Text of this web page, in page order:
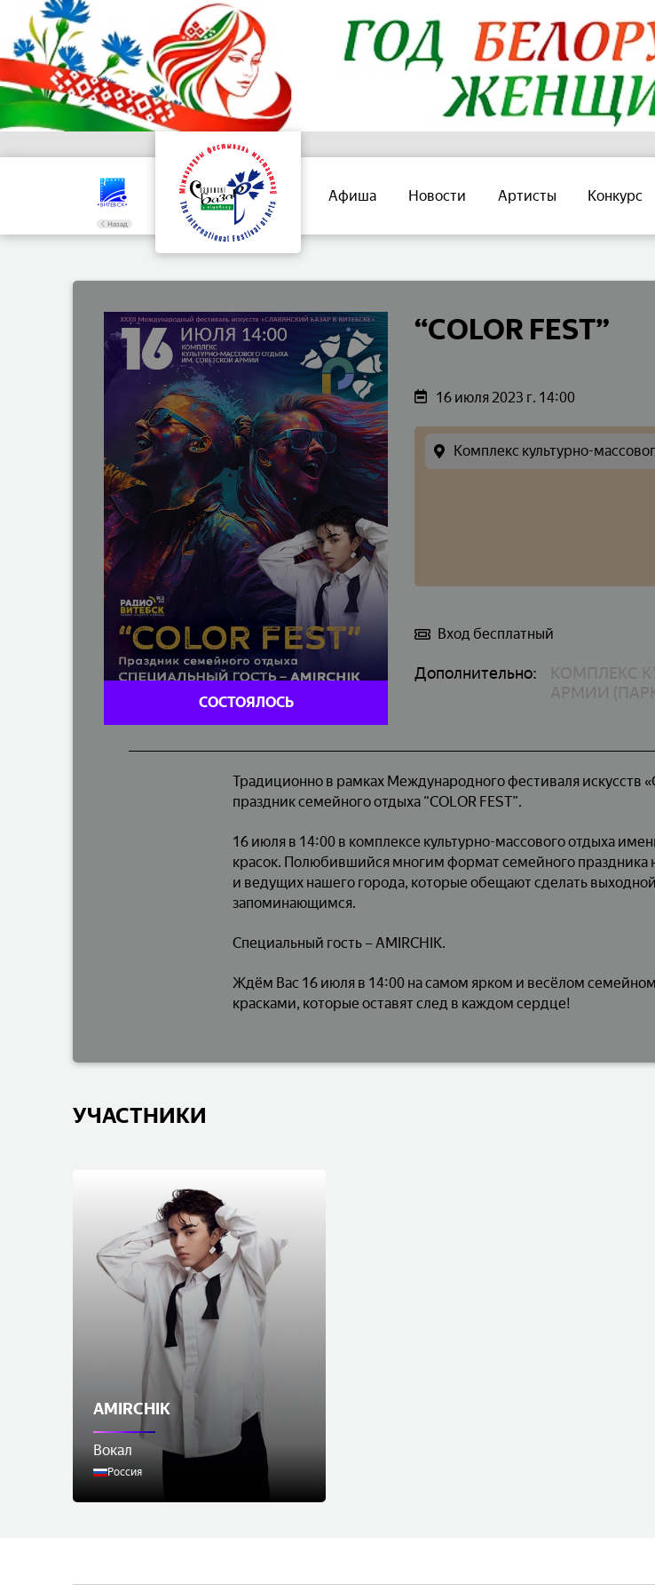
Назад
Афиша Новости Артисты Конкурс
СОСТОЯЛОСЬ
“COLOR FEST”
16 июля 2023 г. 14:00
Вход бесплатный
Дополнительно:
Традиционно в рамках Международного фестиваля
праздник семейного отдыха “COLOR FEST”.
16 июля в 14:00 в комплексе культурно-массового отдыха
красок. Полюбившийся многим формат семейного
и ведущих нашего города, которые обещают сделать
запоминающимся.
Специальный гость – AMIRCHIK.
Ждём Вас 16 июля в 14:00 на самом ярком и весёлом
красками, которые оставят след в каждом сердце!
УЧАСТНИКИ
AMIRCHIK
Вокал
Россия